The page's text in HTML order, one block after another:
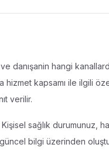
danışanin hangi
kapsamı ile ilgili
verilir.
sağlık durumunuz,
bilgi üzerinden